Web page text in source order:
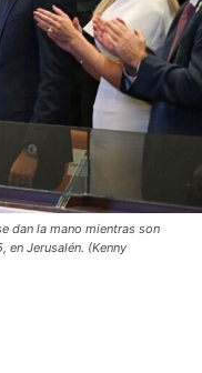
dan la mano mientras son
en Jerusalén. (Kenny